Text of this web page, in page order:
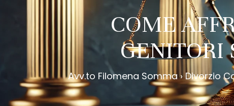
COME
GENITORI
Avv.to Filomena Somma›Divorzio